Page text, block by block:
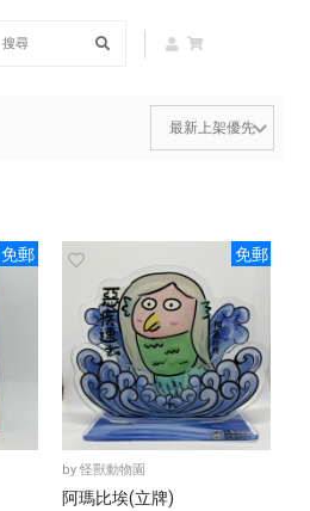
免郵 免郵
by 怪獸動物園
阿瑪比埃(立牌)